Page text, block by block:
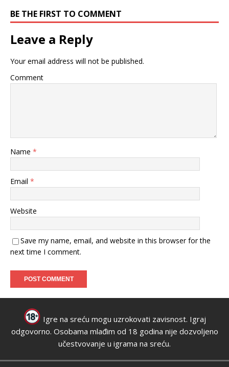
BE THE FIRST TO COMMENT
Leave a Reply
Your email address will not be published.
Comment
Name *
Email *
Website
Save my name, email, and website in this browser for the
next time I comment.
Igre na sreću mogu uzrokovati zavisnost. Igraj
odgovorno. Osobama mlađim od 18 godina nije dozvoljeno
učestvovanje u igrama na sreću.